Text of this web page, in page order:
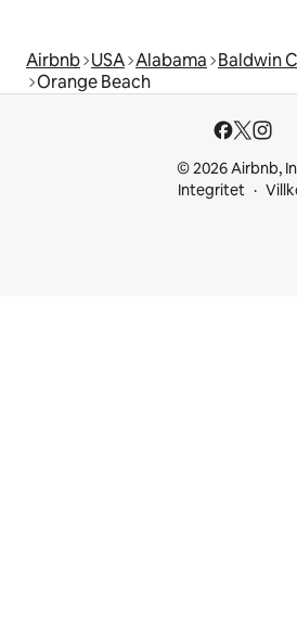
Airbnb USA Alabama Baldwin
Orange Beach
© 2026 Airbnb,
Integritet